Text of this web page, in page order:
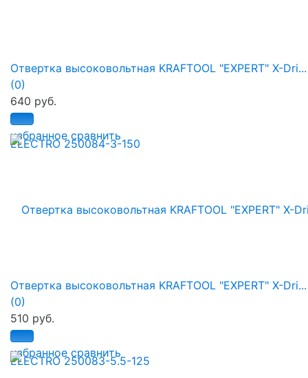
избранное сравнить
Отвертка высоковольтная KRAFTOOL "EXPERT" X-Dri...
(0)
640 руб.
избранное сравнить
Отвертка высоковольтная KRAFTOOL "EXPERT" X-Dri...
(0)
510 руб.